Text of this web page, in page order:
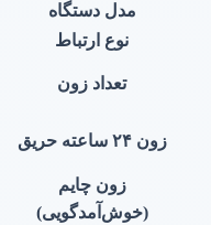
مدل دستگاه
نوع ارتباط
تعداد زون
زون ۲۴ ساعته حریق
زون چایم
(خوش‌آمدگویی)